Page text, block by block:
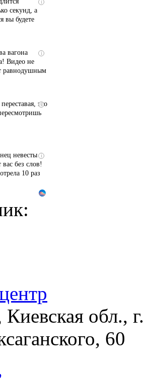
i
секунд, а
вы будете
i
вагона
Видео не
равнодушным
i
это
i
невесты
вас без слов!
10 раз
пару
вы будете в
Омска: вы
причиной
взрыва в
августа
Киевская обл.,
60